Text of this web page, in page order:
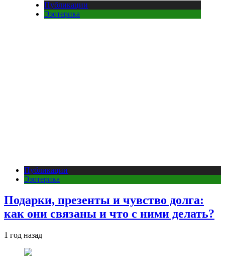
Публикации
Эзотерика
Публикации
Эзотерика
Подарки, презенты и чувство долга:
как они связаны и что с ними делать?
1 год назад